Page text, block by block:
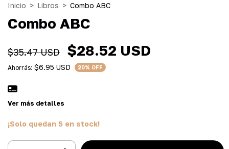
Inicio > Libros > Combo ABC
Combo ABC
$35.47 USD $28.52 USD
Ahorrás: $6.95 USD 20% OFF
Ver más detalles
¡Solo quedan 5 en stock!